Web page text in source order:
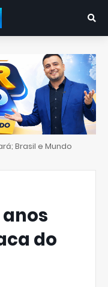
Brasil e Mundo
do